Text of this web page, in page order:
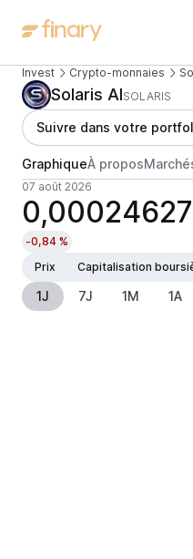
Invest Crypto-monnaies
Solaris AISOLARIS
Suivre dans votre
GraphiqueÀ propos
07 août 2026
-0,84 %
Prix
Capitalisation
1J 7J 1M 1A